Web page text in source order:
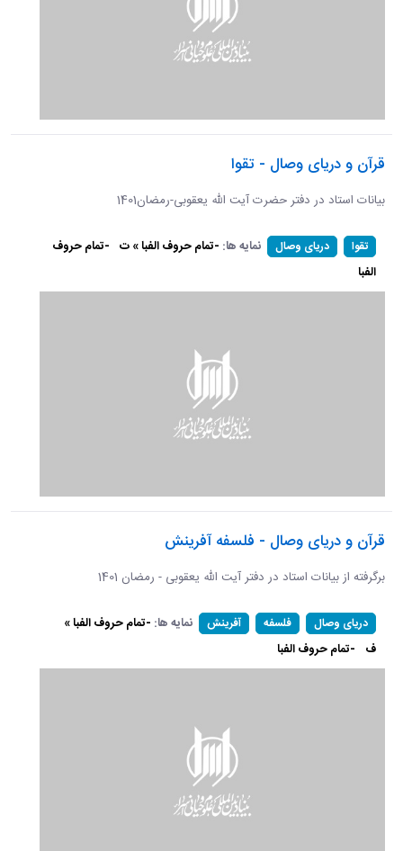
قرآن و دریای وصال - تقوا
بیانات استاد در دفتر حضرت آیت الله یعقوبی-رمضان1401
تقوا دریای وصال نمایه ها: -تمام حروف الفبا » ت -تمام حروف
الفبا
قرآن و دریای وصال - فلسفه آفرینش
برگرفته از بیانات استاد در دفتر آیت الله یعقوبی - رمضان 1401
دریای وصال فلسفه آفرینش نمایه ها: -تمام حروف الفبا »
ف -تمام حروف الفبا